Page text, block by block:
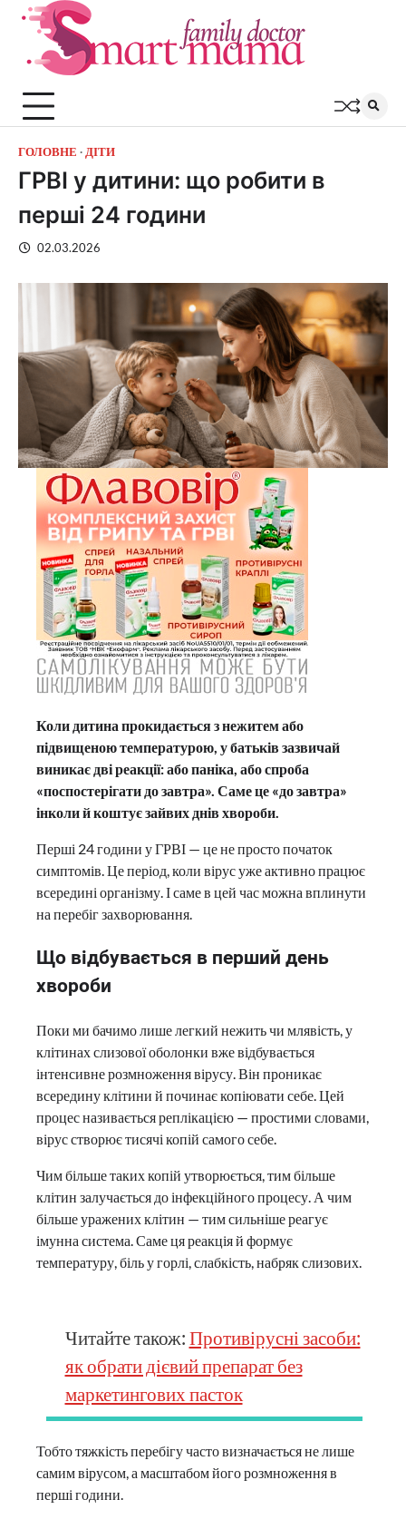
Перейти
ГОЛОВНЕ ДІТИ
ГРВІ у дитини: що робити в
перші 24 години
02.03.2026
Коли дитина прокидається з нежитем або
підвищеною температурою, у батьків зазвичай
виникає дві реакції: або паніка, або спроба
«поспостерігати до завтра». Саме це «до завтра»
інколи й коштує зайвих днів хвороби.
Перші 24 години у ГРВІ — це не просто початок
симптомів. Це період, коли вірус уже активно працює
всередині організму. І саме в цей час можна вплинути
на перебіг захворювання.
Що відбувається в перший день
хвороби
Поки ми бачимо лише легкий нежить чи млявість, у
клітинах слизової оболонки вже відбувається
інтенсивне розмноження вірусу. Він проникає
всередину клітини й починає копіювати себе. Цей
процес називається реплікацією — простими словами,
вірус створює тисячі копій самого себе.
Чим більше таких копій утворюється, тим більше
клітин залучається до інфекційного процесу. А чим
більше уражених клітин — тим сильніше реагує
імунна система. Саме ця реакція й формує
температуру, біль у горлі, слабкість, набряк слизових.
Читайте також: Противірусні засоби:
як обрати дієвий препарат без
маркетингових пасток
Тобто тяжкість перебігу часто визначається не лише
самим вірусом, а масштабом його розмноження в
перші години.